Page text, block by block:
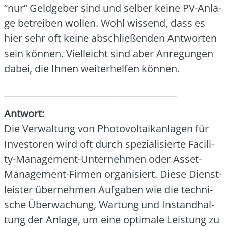
“nur” Geld­ge­ber sind und sel­ber kei­ne PV-Anla­
ge betrei­ben wol­len. Wohl wis­send, dass es
hier sehr oft kei­ne abschlie­ßen­den Ant­wor­ten
sein kön­nen. Viel­leicht sind aber Anre­gun­gen
dabei, die Ihnen wei­ter­hel­fen kön­nen.
Ant­wort:
Die Ver­wal­tung von Pho­to­vol­ta­ik­an­la­gen für
Inves­to­ren wird oft durch spe­zia­li­sier­te Faci­li­
ty-Manage­ment-Unter­neh­men oder Asset-
Manage­ment-Fir­men orga­ni­siert. Die­se Dienst­
leis­ter über­neh­men Auf­ga­ben wie die tech­ni­
sche Über­wa­chung, War­tung und Instand­hal­
tung der Anla­ge, um eine opti­ma­le Leis­tung zu